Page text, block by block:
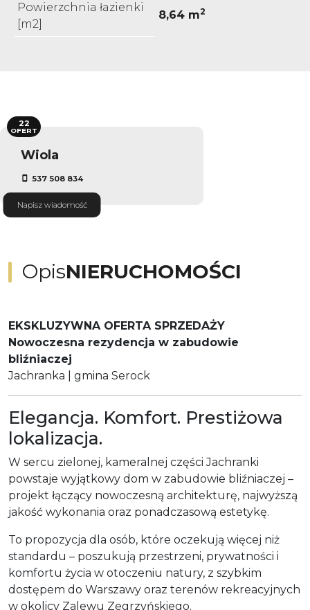
Powierzchnia łazienki
[m2]
8,64 m2
Wiola
537 508 834
Napisz wiadomość
22
OFERT
OpisNIERUCHOMOŚCI
EKSKLUZYWNA OFERTA SPRZEDAŻY
Nowoczesna rezydencja w zabudowie
bliźniaczej
Jachranka | gmina Serock
Elegancja. Komfort. Prestiżowa
lokalizacja.
W sercu zielonej, kameralnej części Jachranki
powstaje wyjątkowy dom w zabudowie bliźniaczej –
projekt łączący nowoczesną architekturę, najwyższą
jakość wykonania oraz ponadczasową estetykę.
To propozycja dla osób, które oczekują więcej niż
standardu – poszukują przestrzeni, prywatności i
komfortu życia w otoczeniu natury, z szybkim
dostępem do Warszawy oraz terenów rekreacyjnych
w okolicy Zalewu Zegrzyńskiego.